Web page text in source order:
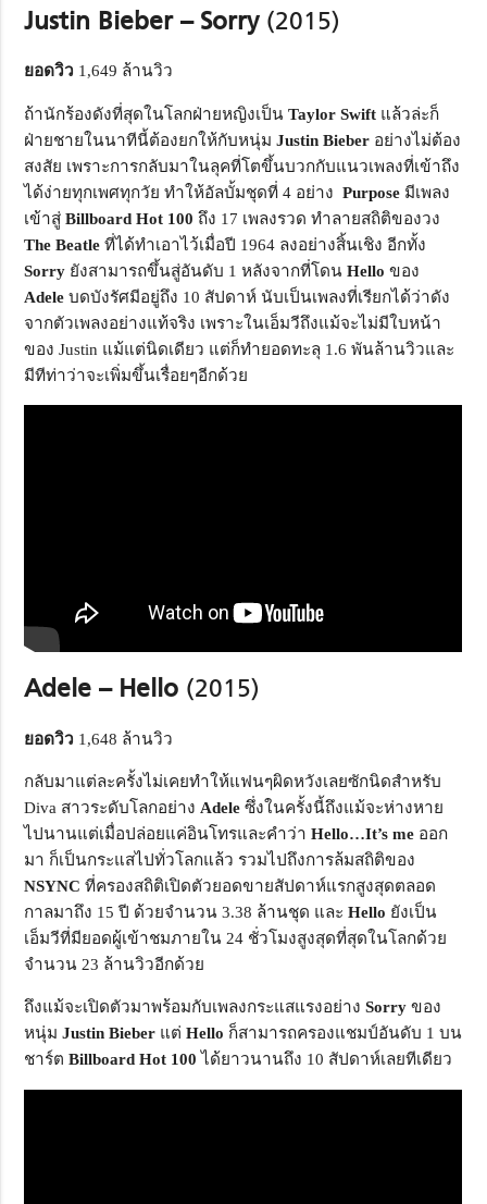
Justin Bieber – Sorry(2015)
ยอดวิว 1,649 ล้านวิว
ถ้านักร้องดังที่สุดในโลกฝ่ายหญิงเป็นTaylor Swift แล้วล่ะก็
ฝ่ายชายในนาทีนี้ต้องยกให้กับหนุ่มJustin Bieber อย่างไม่ต้อง
สงสัย เพราะการกลับมาในลุคที่โตขึ้นบวกกับแนวเพลงที่เข้าถึง
ได้ง่ายทุกเพศทุกวัย ทำให้อัลบั้มชุดที่ 4 อย่างPurpose มีเพลง
เข้าสู่Billboard Hot 100 ถึง 17 เพลงรวด ทำลายสถิติของวง
The Beatle ที่ได้ทำเอาไว้เมื่อปี 1964 ลงอย่างสิ้นเชิง อีกทั้ง
Sorry ยังสามารถขึ้นสู่อันดับ 1 หลังจากที่โดนHello ของ
Adele บดบังรัศมีอยู่ถึง 10 สัปดาห์ นับเป็นเพลงที่เรียกได้ว่าดัง
จากตัวเพลงอย่างแท้จริง เพราะในเอ็มวีถึงแม้จะไม่มีใบหน้า
ของ Justin แม้แต่นิดเดียว แต่ก็ทำยอดทะลุ 1.6 พันล้านวิวและ
มีทีท่าว่าจะเพิ่มขึ้นเรื่อยๆอีกด้วย
Adele – Hello (2015)
ยอดวิว 1,648 ล้านวิว
กลับมาแต่ละครั้งไม่เคยทำให้แฟนๆผิดหวังเลยซักนิดสำหรับ
Diva สาวระดับโลกอย่าง Adele ซึ่งในครั้งนี้ถึงแม้จะห่างหาย
ไปนานแต่เมื่อปล่อยแค่อินโทรและคำว่าHello…It’s me ออก
มา ก็เป็นกระแสไปทั่วโลกแล้ว รวมไปถึงการล้มสถิติของ
NSYNC ที่ครองสถิติเปิดตัวยอดขายสัปดาห์แรกสูงสุดตลอด
กาลมาถึง 15 ปี ด้วยจำนวน 3.38 ล้านชุด และHello ยังเป็น
เอ็มวีที่มียอดผู้เข้าชมภายใน 24 ชั่วโมงสูงสุดที่สุดในโลกด้วย
จำนวน 23 ล้านวิวอีกด้วย
ถึงแม้จะเปิดตัวมาพร้อมกับเพลงกระแสแรงอย่างSorry ของ
หนุ่มJustin Bieber แต่Hello ก็สามารถครองแชมป์อันดับ 1 บน
ชาร์ตBillboard Hot 100 ได้ยาวนานถึง 10 สัปดาห์เลยทีเดียว